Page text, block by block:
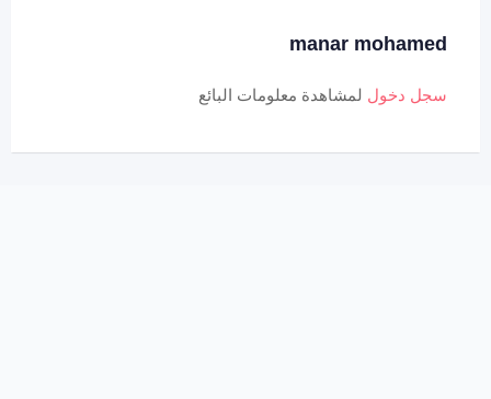
manar mohamed
سجل دخول لمشاهدة معلومات البائع